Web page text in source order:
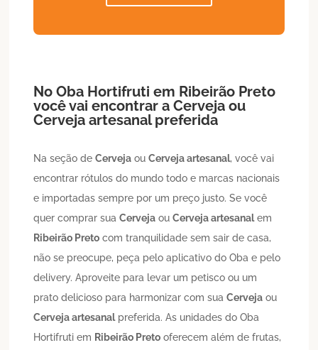
No Oba Hortifruti em Ribeirão Preto
você vai encontrar aCerveja ou
Cerveja artesanalpreferida
Na seção deCerveja ouCerveja artesanal, você vai
encontrar rótulos do mundo todo e marcas nacionais
e importadas sempre por um preço justo. Se você
quer comprar suaCerveja ouCerveja artesanalem
Ribeirão Preto com tranquilidade sem sair de casa,
não se preocupe, peça pelo aplicativo do Oba e pelo
delivery. Aproveite para levar um petisco ou um
prato delicioso para harmonizar com suaCerveja ou
Cerveja artesanalpreferida. As unidades do Oba
Hortifruti em Ribeirão Preto oferecem além de frutas,